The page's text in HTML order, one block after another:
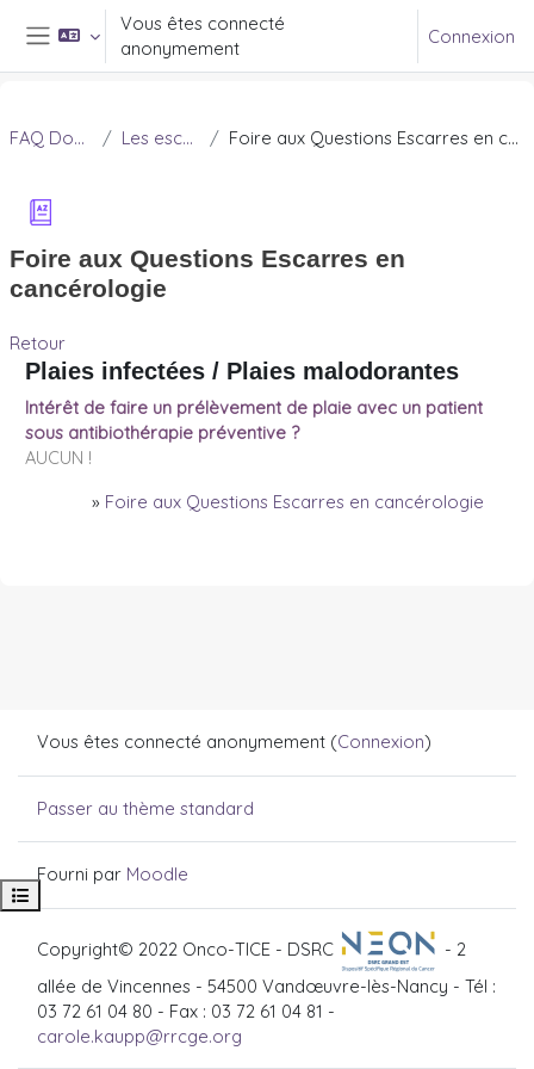
Passer au contenu principal
Panneau latéral
Vous êtes connecté
anonymement
Connexion
Ouvrir l’index du cours
FAQ Douleur Les escarres Foire aux Questions Escarres en cancérologie
Foire aux Questions Escarres en
cancérologie
Retour
Plaies infectées / Plaies malodorantes
Intérêt de faire un prélèvement de plaie avec un patient
sous antibiothérapie préventive ?
AUCUN !
» Foire aux Questions Escarres en cancérologie
Vous êtes connecté anonymement (Connexion)
Passer au thème standard
Fourni par Moodle
Copyright© 2022 Onco-TICE - DSRC
- 2
allée de Vincennes - 54500 Vandœuvre-lès-Nancy - Tél :
03 72 61 04 80 - Fax : 03 72 61 04 81 -
carole.kaupp@rrcge.org